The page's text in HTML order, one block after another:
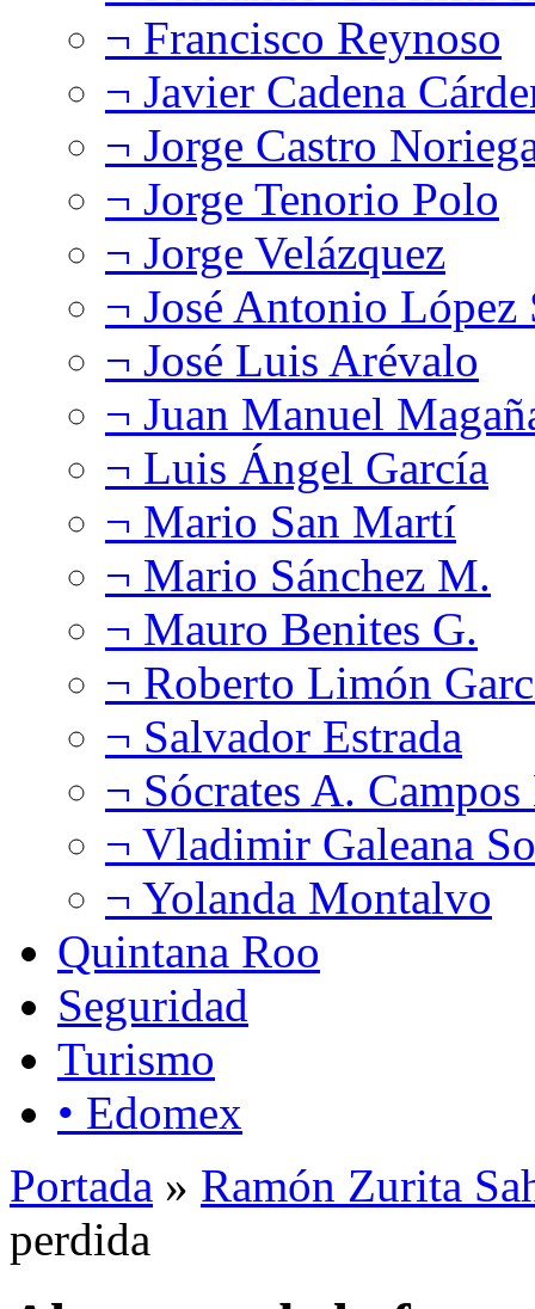
¬ Francisco Reynoso
¬ Javier Cadena
¬ Jorge Castro
¬ Jorge Tenorio Polo
¬ Jorge Velázquez
¬ José Antonio López
¬ José Luis Arévalo
¬ Juan Manuel
¬ Luis Ángel García
¬ Mario San Martí
¬ Mario Sánchez M.
¬ Mauro Benites G.
¬ Roberto Limón
¬ Salvador Estrada
¬ Sócrates A.
¬ Vladimir Galeana
¬ Yolanda Montalvo
Quintana Roo
Seguridad
Turismo
• Edomex
Portada » Ramón Zurita
perdida